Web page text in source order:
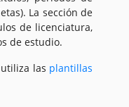
La sección de
de licenciatura,
de estudio.
las plantillas